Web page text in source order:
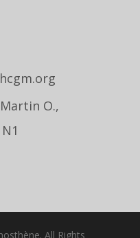
O.,
All Rights